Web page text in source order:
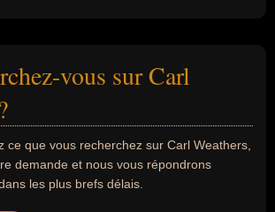
vous sur Carl
ce que vous recherchez sur Carl Weathers,
demande et nous vous répondrons
les plus brefs délais.